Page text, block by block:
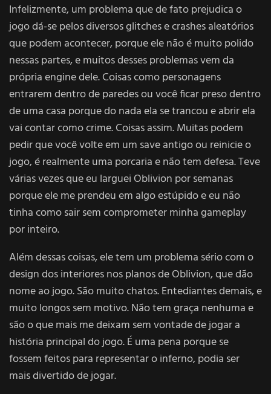
Infelizmente, um problema que de fato prejudica o
jogo dá-se pelos diversos glitches e crashes aleatórios
que podem acontecer, porque ele não é muito polido
nessas partes, e muitos desses problemas vem da
própria engine dele. Coisas como personagens
entrarem dentro de paredes ou você ficar preso dentro
de uma casa porque do nada ela se trancou e abrir ela
vai contar como crime. Coisas assim. Muitas podem
pedir que você volte em um save antigo ou reinicie o
jogo, é realmente uma porcaria e não tem defesa. Teve
várias vezes que eu larguei Oblivion por semanas
porque ele me prendeu em algo estúpido e eu não
tinha como sair sem comprometer minha gameplay
por inteiro.
Além dessas coisas, ele tem um problema sério com o
design dos interiores nos planos de Oblivion, que dão
nome ao jogo. São muito chatos. Entediantes demais, e
muito longos sem motivo. Não tem graça nenhuma e
são o que mais me deixam sem vontade de jogar a
história principal do jogo. É uma pena porque se
fossem feitos para representar o inferno, podia ser
mais divertido de jogar.